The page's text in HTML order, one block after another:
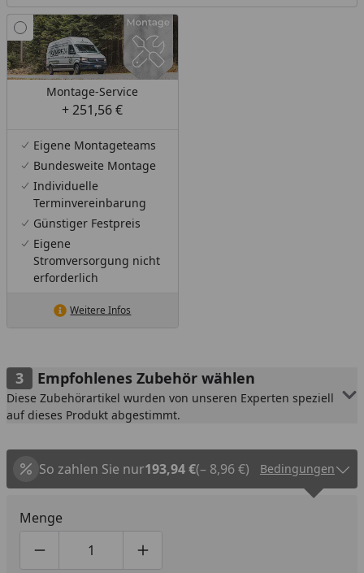
Montage-Service
+ 251,56 €
Eigene Montageteams
Bundesweite Montage
Individuelle
Terminvereinbarung
Günstiger Festpreis
Eigene
Stromversorgung nicht
erforderlich
Weitere Infos
Empfohlenes Zubehör wählen
Diese Zubehörartikel wurden von unseren Experten speziell
auf dieses Produkt abgestimmt.
So zahlen Sie nur193,94 €(– 8,96 €) Bedingungen
Menge
Produktmenge um eins verringern
Produktmenge manuell eingeben
Produktmenge um eins erhöhen